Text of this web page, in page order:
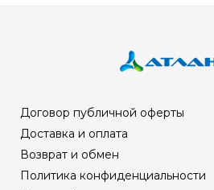
Договор публичной оферты
Доставка и оплата
Возврат и обмен
Политика конфиденциальности